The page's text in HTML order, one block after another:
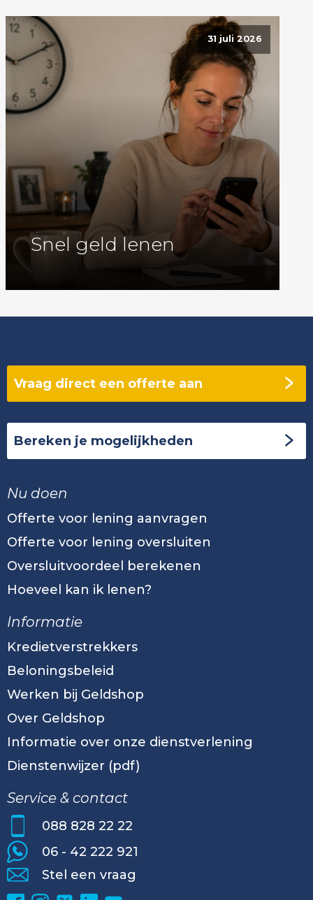
31 juli 2026
Snel geld lenen
Vraag direct een offerte aan
Bereken je mogelijkheden
Nu doen
Offerte voor lening aanvragen
Offerte voor lening oversluiten
Oversluitvoordeel berekenen
Hoeveel kan ik lenen?
Informatie
Kredietverstrekkers
Beloningsbeleid
Werken bij Geldshop
Over Geldshop
Informatie over onze dienstverlening
Dienstenwijzer (pdf)
Service & contact
088 828 22 22
06 - 42 222 921
Stel een vraag